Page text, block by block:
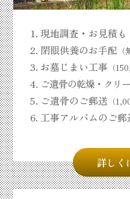
現地調査・お見積も
閉眼供養のお手配 （
お墓じまい工事 （
ご遺骨の乾燥・クリ
ご遺骨のご郵送 （
工事アルバムのご郵
詳しく